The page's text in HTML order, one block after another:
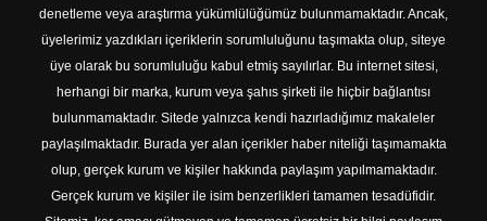
denetleme veya araştırma yükümlülüğümüz bulunmamaktadır. Ancak,
üyelerimiz yazdıkları içeriklerin sorumluluğunu taşımakta olup, siteye
üye olarak bu sorumluluğu kabul etmiş sayılırlar. Bu internet sitesi,
herhangi bir marka, kurum veya şahıs şirketi ile hiçbir bağlantısı
bulunmamaktadır. Sitede yalnızca kendi hazırladığımız makaleler
paylaşılmaktadır. Burada yer alan içerikler haber niteliği taşımamakta
olup, gerçek kurum ve kişiler hakkında paylaşım yapılmamaktadır.
Gerçek kurum ve kişiler ile isim benzerlikleri tamamen tesadüfidir.